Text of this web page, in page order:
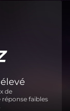
de
faibles